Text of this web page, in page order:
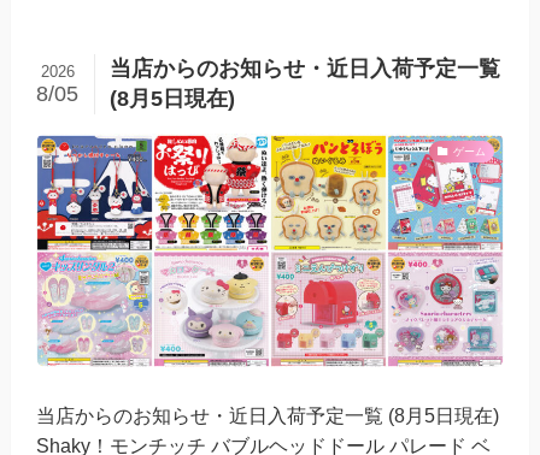
当店からのお知らせ・近日入荷予定一覧
(8月5日現在)
2026
8/05
ゲーム
当店からのお知らせ・近日入荷予定一覧 (8月5日現在)
Shaky！モンチッチ バブルヘッドドール パレード ベ